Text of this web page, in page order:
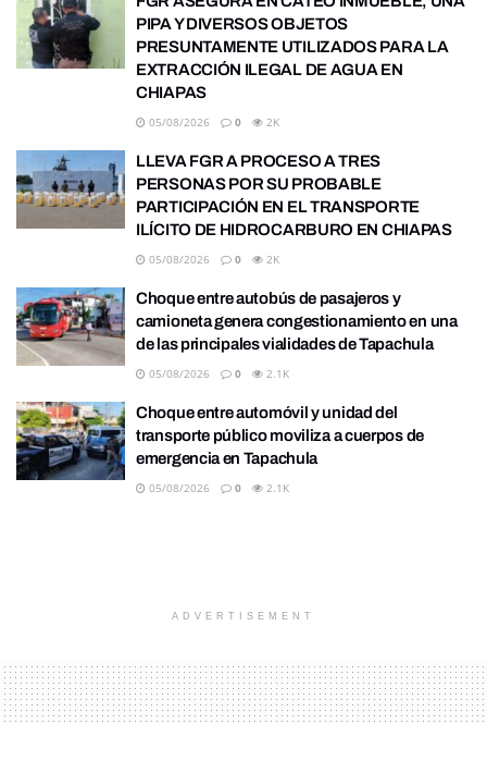
PIPA Y DIVERSOS OBJETOS
PRESUNTAMENTE UTILIZADOS PARA LA
EXTRACCIÓN ILEGAL DE AGUA EN
CHIAPAS
05/08/2026 0 2K
LLEVA FGR A PROCESO A TRES
PERSONAS POR SU PROBABLE
PARTICIPACIÓN EN EL TRANSPORTE
ILÍCITO DE HIDROCARBURO EN CHIAPAS
05/08/2026 0 2K
Choque entre autobús de pasajeros y
camioneta genera congestionamiento en una
de las principales vialidades de Tapachula
05/08/2026 0 2.1K
Choque entre automóvil y unidad del
transporte público moviliza a cuerpos de
emergencia en Tapachula
05/08/2026 0 2.1K
ADVERTISEMENT